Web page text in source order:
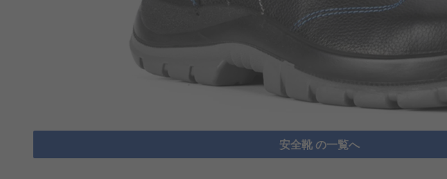
安全靴 の一覧へ